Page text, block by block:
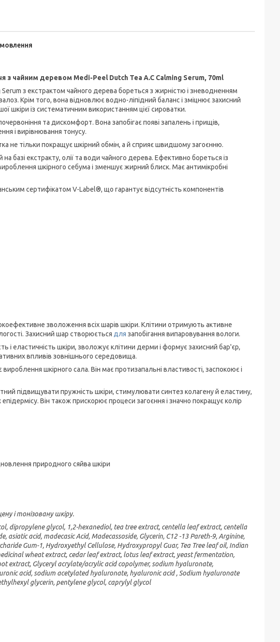
з чайним деревом Medi-Peel Dutch Tea A.C Calming Serum, 70ml
з екстрактом чайного дерева бореться з жирністю і зневодненням
Крім того, вона відновлює водно-ліпідний баланс і зміцнює захисний
шкіри із систематичним використанням цієї сироватки.
та дискомфорт. Вона запобігає появі запалень і прищів,
і вирівнювання тонусу.
не тільки покращує шкірний обмін, а й сприяє швидшому загоєнню.
базі екстракту, олії та води чайного дерева. Ефективно бореться із
шкірного себума і зменшує жирний блиск. Має антимікробні
сертифікатом V-Label®, що гарантує відсутність компонентів
зволоження всіх шарів шкіри. Клітини отримують активне
Захисний шар створюється для запобігання випаровування вологи.
і еластичність шкіри, зволожує клітини дерми і формує захисний бар'єр,
впливів зовнішнього середовища.
шкірного сала. Він має протизапальні властивості, заспокоює і
підвищувати пружність шкіри, стимулювати синтез колагену й еластину,
Він також прискорює процеси загоєння і значно покращує колір
природного сяйва шкіри
і тонізовану шкіру.
dipropylene glycol, 1,2-hexanediol, tea tree extract, centella leaf extract, centella
acid, madecasic Acid, Madecassoside, Glycerin, C12 -13 Pareth-9, Arginine,
Gum-1, Hydroxyethyl Cellulose, Hydroxypropyl Guar, Tea Tree leaf oil, Indian
wheat extract, cedar leaf extract, lotus leaf extract, yeast fermentation,
extract, Glyceryl acrylate/acrylic acid copolymer, sodium hyaluronate,
acid, sodium acetylated hyaluronate, hyaluronic acid , Sodium hyaluronate
glycerin, pentylene glycol, caprylyl glycol